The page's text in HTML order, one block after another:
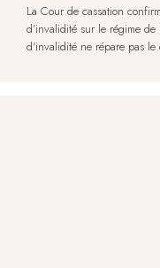
La Cour de cassation
d’invalidité sur le régime
d'invalidité ne répare pas le